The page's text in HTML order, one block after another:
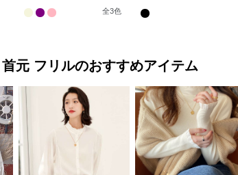
全3色
首元 フリルのおすすめアイテム